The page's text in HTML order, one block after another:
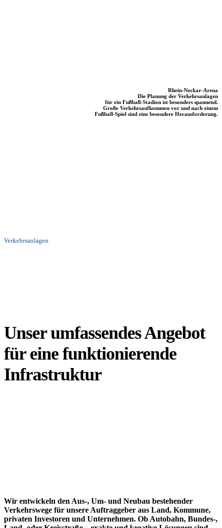
Rhein-Neckar-Arena
Die Planung der Verkehrsanlagen
für ein Fußball-Stadion ist besonders spannend.
Große Verkehrsaufkommen vor und nach einem
Fußball-Spiel sind eine besondere Herausforderung.
Verkehrsanlagen
Unser umfassendes Angebot
für eine funktionierende
Infrastruktur
Wir entwickeln den Aus-, Um- und Neubau bestehender
Verkehrswege für unsere Auftraggeber aus Land, Kommune,
privaten Investoren und Unternehmen. Ob Autobahn, Bundes-,